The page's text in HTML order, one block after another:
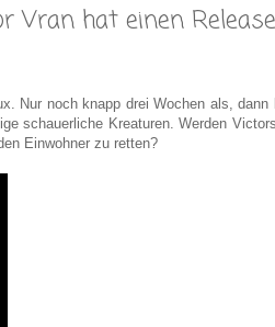
Vran hat einen
Nur noch knapp drei Wochen als, dann
schauerliche Kreaturen. Werden
Einwohner zu retten?